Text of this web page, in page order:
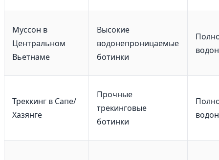
Муссон в
Центральном
Вьетнаме
Высокие
водонепроницаемые
ботинки
Треккинг в Сапе/
Хазянге
Прочные
трекинговые
ботинки